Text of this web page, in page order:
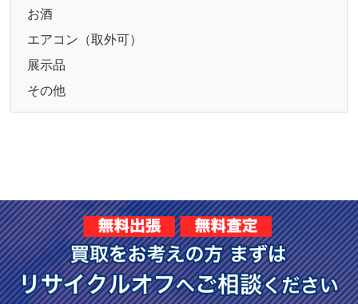
お酒
エアコン（取外可）
展示品
その他